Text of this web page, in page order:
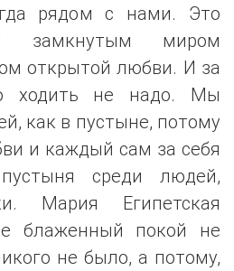
рядом с нами. Это
замкнутым миром
открытой любви. И за
ходить не надо. Мы
как в пустыне, потому
и каждый сам за себя
среди людей,
Мария Египетская
блаженный покой не
не было, а потому,